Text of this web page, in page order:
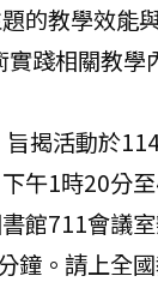
的教學效能
實踐相關教學
旨揭活動於
午1時20分
館711會議
鐘。請上全